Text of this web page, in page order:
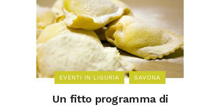
EVENTI IN LIGURIA SAVONA
Un fitto programma di